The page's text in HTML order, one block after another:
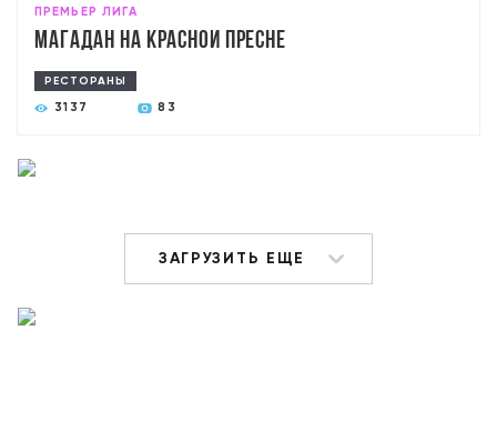
ПРЕМЬЕР ЛИГА
Магадан на Красной Пресне
РЕСТОРАНЫ
3137 83
ЗАГРУЗИТЬ ЕЩЕ